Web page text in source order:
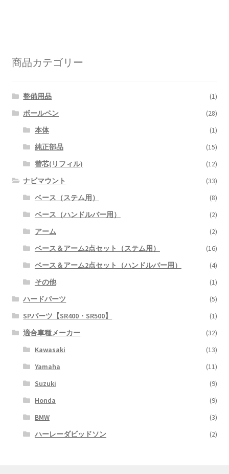
商品カテゴリー
整備用品
(1)
ボールペン
(28)
本体
(1)
純正部品
(15)
替芯(リフィル)
(12)
ナビマウント
(33)
ベース（ステム用）
(8)
ベース（ハンドルバー用）
(2)
アーム
(2)
ベース＆アーム2点セット（ステム用）
(16)
ベース＆アーム2点セット（ハンドルバー用）
(4)
その他
(1)
ハードパーツ
(5)
SPパーツ【SR400・SR500】
(1)
適合車種メーカー
(32)
Kawasaki
(13)
Yamaha
(11)
Suzuki
(9)
Honda
(9)
BMW
(3)
ハーレーダビッドソン
(2)